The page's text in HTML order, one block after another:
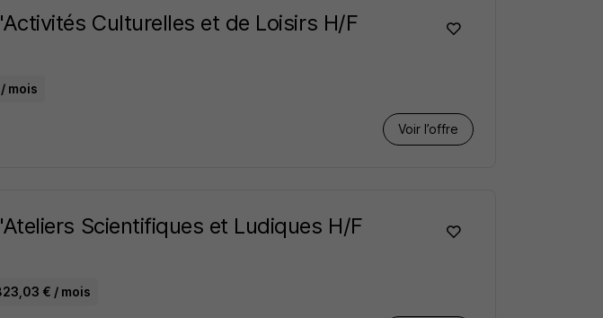
Culturelles et de Loisirs H/F
mois
Voir l’offre
Scientifiques et Ludiques H/F
€ / mois